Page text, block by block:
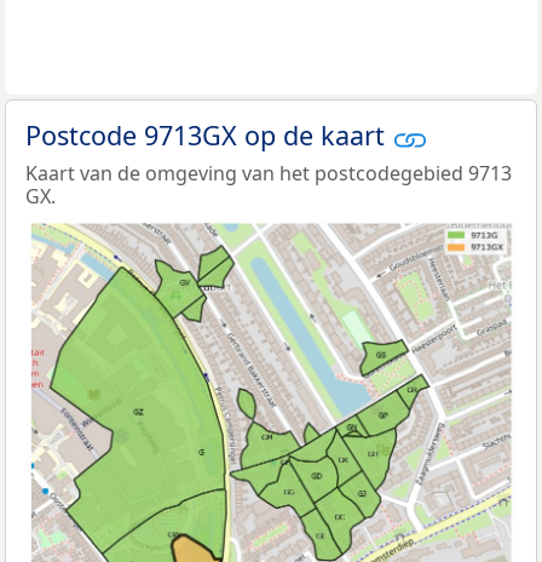
Postcode 9713GX op de kaart
Kaart van de omgeving van het postcodegebied 9713
GX.